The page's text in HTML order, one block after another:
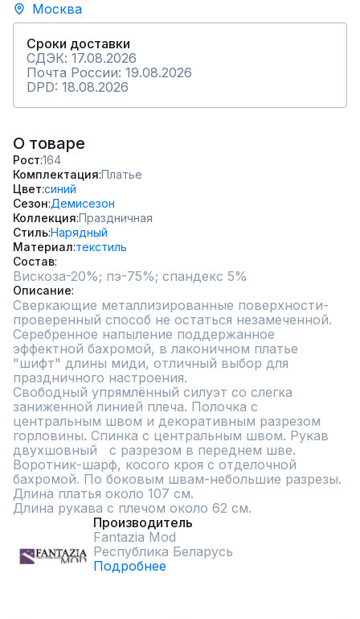
Москва
Сроки доставки
СДЭК: 17.08.2026
Почта России: 19.08.2026
DPD: 18.08.2026
О товаре
Рост 164
Комплектация Платье
Цвет синий
Сезон Демисезон
Коллекция Праздничная
СтильНарядный
Материал текстиль
Состав
Вискоза-20%; пэ-75%; спандекс 5%
Описание
Сверкающие металлизированные поверхности-
проверенный способ не остаться незамеченной.
Серебренное напыление поддержанное
эффектной бахромой, в лаконичном платье
"шифт" длины миди, отличный выбор для
праздничного настроения.
Свободный упрямлённый силуэт со слегка
заниженной линией плеча. Полочка с
центральным швом и декоративным разрезом
горловины. Спинка с центральным швом. Рукав
двухшовный   с разрезом в переднем шве.
Воротник-шарф, косого кроя с отделочной
бахромой. По боковым швам-небольшие разрезы.
Длина платья около 107 см.
Длина рукава с плечом около 62 см.
Производитель
Fantazia Mod
Республика Беларусь
Подробнее